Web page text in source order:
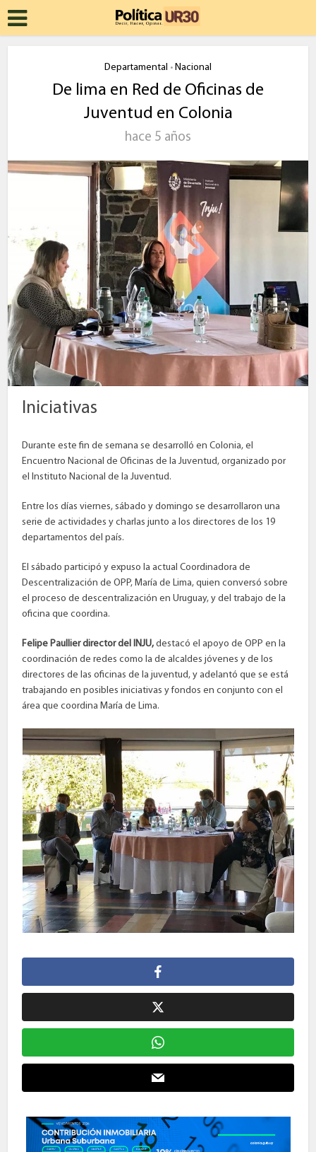
Departamental • Nacional
De lima en Red de Oficinas de
Juventud en Colonia
hace 5 años
Iniciativas
Durante este fin de semana se desarrolló en Colonia, el
Encuentro Nacional de Oficinas de la Juventud, organizado por
el Instituto Nacional de la Juventud.
Entre los días viernes, sábado y domingo se desarrollaron una
serie de actividades y charlas junto a los directores de los 19
departamentos del país.
El sábado participó y expuso la actual Coordinadora de
Descentralización de OPP, María de Lima, quien conversó sobre
el proceso de descentralización en Uruguay, y del trabajo de la
oficina que coordina.
Felipe Paullier director del INJU, destacó el apoyo de OPP en la
coordinación de redes como la de alcaldes jóvenes y de los
directores de las oficinas de la juventud, y adelantó que se está
trabajando en posibles iniciativas y fondos en conjunto con el
área que coordina María de Lima.